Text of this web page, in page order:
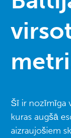
Šī ir nozīmīga
kuras augšā
aizraujošiem